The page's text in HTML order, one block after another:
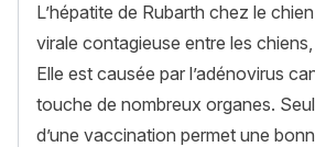
L’hépatite de Rubarth chez le
virale contagieuse entre les
Elle est causée par l’adénovirus
touche de nombreux organes.
d’une vaccination permet une